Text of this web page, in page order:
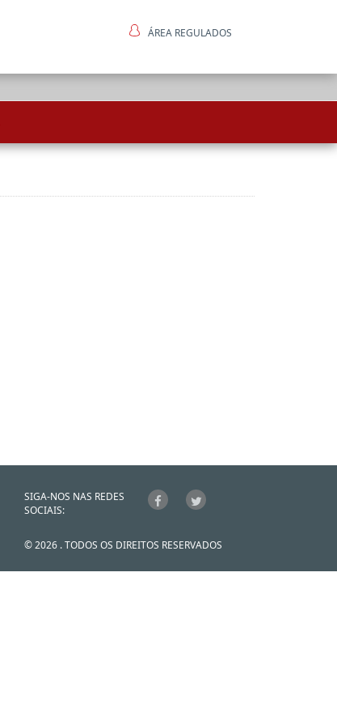
ÁREA REGULADOS
SIGA-NOS NAS REDES
SOCIAIS:
© 2026 . TODOS OS DIREITOS RESERVADOS